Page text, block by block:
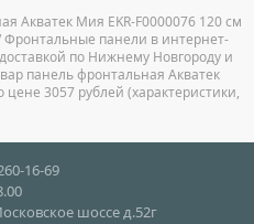
Акватек Мия EKR-F0000076 120 см
панели в интернет-
по Нижнему Новгороду и
панель фронтальная Акватек
3057 рублей (характеристики,
16-69
шоссе д.52г